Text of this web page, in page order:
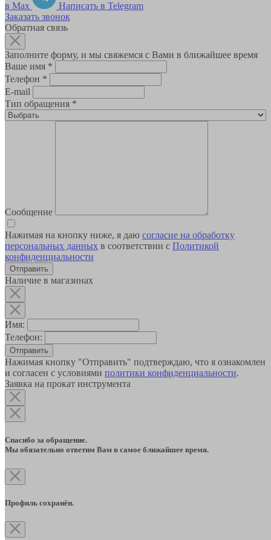
в Max
Написать в Telegram
Заказать звонок
Обратная связь
Заполните форму, и мы свяжемся с Вами в ближайшее время
Ваше имя *
Телефон *
E-mail
Тип обращения *
Сообщение
Нажимая на кнопку ниже, я даю согласие на обработку
персональных данных в соответствии с Политикой
конфиденциальности
Наличие в магазинах
Имя:
Телефон:
Отправить
Нажимая кнопку "Отправить" подтверждаю, что я ознакомлен
и согласен с условиями политики конфиденциальности.
Заявка на прокат инструмента
Спасибо за обращение.
Мы обязательно ответим Вам в самое ближайшее время.
Профиль сохранён.